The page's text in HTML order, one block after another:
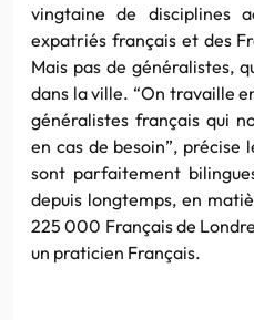
vingtaine de disciplines
expatriés français et des
Mais pas de généralistes,
dans la ville. “On travaille
généralistes français qui
en cas de besoin”, précise
sont parfaitement
depuis longtemps, en
225 000 Français de
un praticien Français.